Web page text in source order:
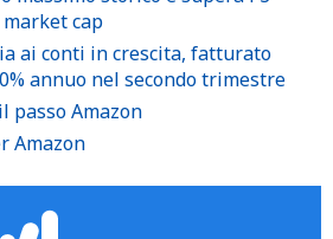
cap
ai conti in crescita, fatturato
annuo nel secondo trimestre
passo Amazon
Amazon